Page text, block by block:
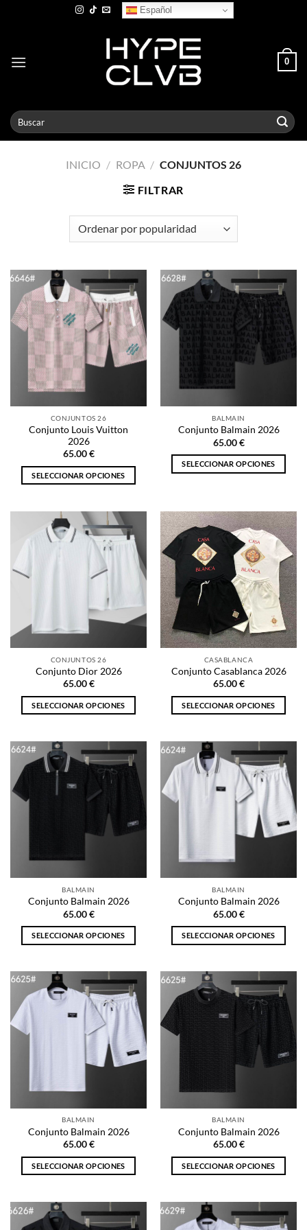
Español
0
Buscar
por:
INICIO / ROPA / CONJUNTOS 26
FILTRAR
CONJUNTOS 26
Conjunto Louis Vuitton
2026
65.00€
SELECCIONAR OPCIONES
tiene
múltiples
variantes.
opciones
pueden
elegir
en
la
página
de
BALMAIN
Conjunto Balmain 2026
65.00€
SELECCIONAR OPCIONES
múltiples
variantes.
Las
opciones
se
pueden
elegir
en
la
de
producto
CONJUNTOS 26
Conjunto Dior 2026
65.00€
SELECCIONAR OPCIONES
tiene
múltiples
variantes.
pueden
la
página
de
CASABLANCA
Conjunto Casablanca 2026
65.00€
SELECCIONAR OPCIONES
tiene
múltiples
variantes.
opciones
pueden
en
la
página
de
BALMAIN
Conjunto Balmain 2026
65.00€
SELECCIONAR OPCIONES
tiene
múltiples
variantes.
opciones
pueden
la
página
de
BALMAIN
Conjunto Balmain 2026
65.00€
SELECCIONAR OPCIONES
tiene
múltiples
variantes.
opciones
pueden
en
la
página
de
BALMAIN
Conjunto Balmain 2026
65.00€
SELECCIONAR OPCIONES
tiene
múltiples
BALMAIN
Conjunto Balmain 2026
65.00€
SELECCIONAR OPCIONES
tiene
múltiples